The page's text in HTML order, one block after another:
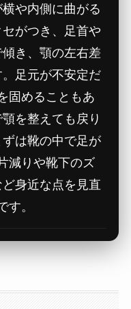
や内側に曲がる
がつき、足首や
き、顎の左右差
足元が不安定だ
固めることもあ
を整えても戻り
は靴の中で足が
減りや靴下のズ
身近な点を見直
。